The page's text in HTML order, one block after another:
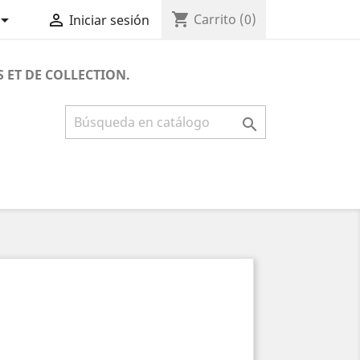
 Iniciar sesión shopping_cart Carrito (0)
ET DE COLLECTION.
